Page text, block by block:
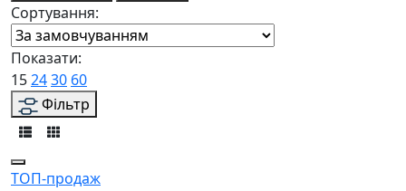
Сортування:
Показати:
152430 60
Фільтр
ТОП-продаж